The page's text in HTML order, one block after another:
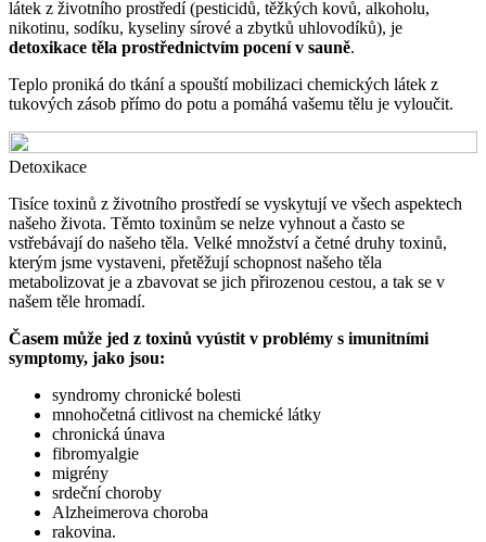
látek z životního prostředí (pesticidů, těžkých kovů, alkoholu,
nikotinu, sodíku, kyseliny sírové a zbytků uhlovodíků), je
detoxikace těla prostřednictvím pocení v sauně.
Teplo proniká do tkání a spouští mobilizaci chemických látek z
tukových zásob přímo do potu a pomáhá vašemu tělu je vyloučit.
Detoxikace
Tisíce toxinů z životního prostředí se vyskytují ve všech aspektech
našeho života. Těmto toxinům se nelze vyhnout a často se
vstřebávají do našeho těla. Velké množství a četné druhy toxinů,
kterým jsme vystaveni, přetěžují schopnost našeho těla
metabolizovat je a zbavovat se jich přirozenou cestou, a tak se v
našem těle hromadí.
Časem může jed z toxinů vyústit v problémy s imunitními
symptomy, jako jsou:
syndromy chronické bolesti
mnohočetná citlivost na chemické látky
chronická únava
fibromyalgie
migrény
srdeční choroby
Alzheimerova choroba
rakovina.